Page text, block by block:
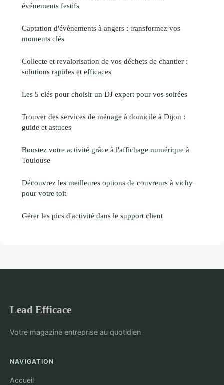
événements festifs
Captation d'évènements à angers : transformez vos
moments clés
Collecte et revalorisation de vos déchets de chantier :
solutions rapides et efficaces
Les 5 clés pour choisir un DJ expert pour vos soirées
Trouver des services de ménage à domicile à Dijon :
guide et astuces
Boostez votre activité grâce à l'affichage numérique à
Toulouse
Découvrez les meilleures options de couvreurs à vichy
pour votre toit
Gérer les pics d'activité dans le support client
Lead Efficace
Votre magazine entreprise au quotidien
NAVIGATION
Accueil